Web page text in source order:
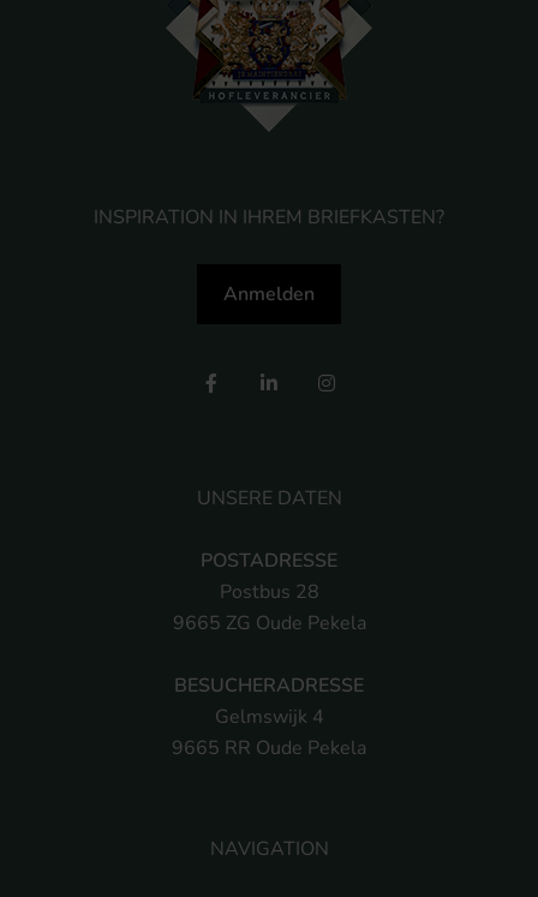
NAVIGATION
UNSERE DATEN
POSTADRESSE
Postbus 28
9665 ZG Oude Pekela
BESUCHERADRESSE
Gelmswijk 4
9665 RR Oude Pekela
INSPIRATION IN IHREM BRIEFKASTEN?
Anmelden